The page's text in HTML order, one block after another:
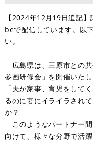
【2024年12月19日追記
beで配信しています。以
い。
広島県は、三原市との
参画研修会」を開催いたし
「夫が家事、育児をして
るのに妻にイライラされ
か？
このようなパートナー
向けて、様々な分野で活